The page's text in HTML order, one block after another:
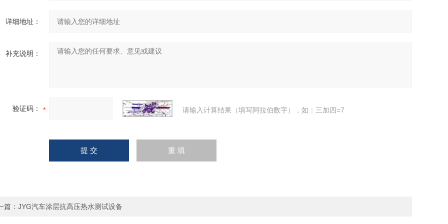
详细地址：
补充说明：
验证码： 请输入计算结果（填写阿拉伯数字），如：三加四=7
篇： JYG汽车涂层抗高压热水测试设备